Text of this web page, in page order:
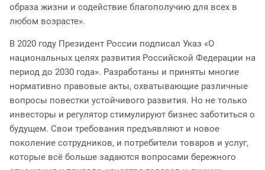
образа жизни и содействие благополучию для всех в
любом возрасте».
В 2020 году Президент России подписал Указ «О
национальных целях развития Российской Федерации на
период до 2030 года». Разработаны и приняты многие
нормативно правовые акты, охватывающие различные
вопросы повестки устойчивого развития. Но не только
инвесторы и регулятор стимулируют бизнес заботиться о
будущем. Свои требования предъявляют и новое
поколение сотрудников, и потребители товаров и услуг,
которые всё больше задаются вопросами бережного